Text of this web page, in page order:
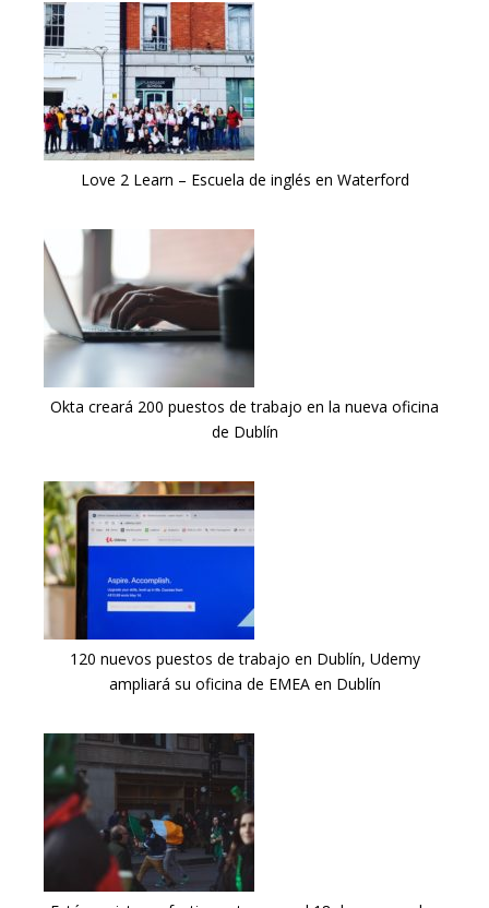
Love 2 Learn – Escuela de inglés en Waterford
Okta creará 200 puestos de trabajo en la nueva oficina
de Dublín
120 nuevos puestos de trabajo en Dublín, Udemy
ampliará su oficina de EMEA en Dublín